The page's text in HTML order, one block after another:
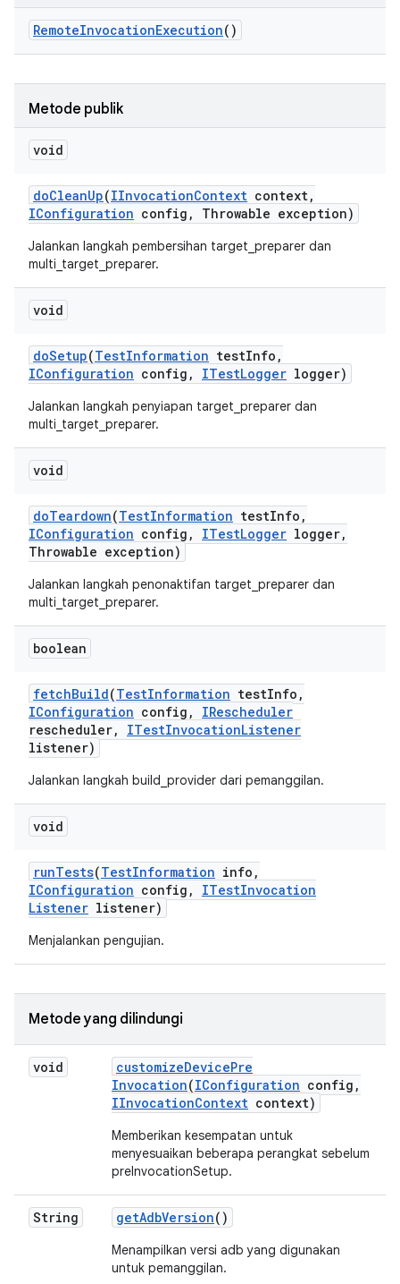
RemoteInvocationExecution()
Metode publik
void
doCleanUp(IInvocationContext context,
IConfiguration config , Throwable exception)
Jalankan langkah pembersihan target_preparer dan
multi_target_preparer.
void
doSetup(TestInformation testInfo ,
IConfiguration config , ITestLogger logger)
Jalankan langkah penyiapan target_preparer dan
multi_target_preparer.
void
doTeardown(TestInformation testInfo ,
IConfiguration config , ITestLogger logger,
Throwable exception)
Jalankan langkah penonaktifan target_preparer dan
multi_target_preparer.
boolean
fetchBuild(TestInformation testInfo ,
IConfiguration config ,
IRescheduler
rescheduler, ITestInvocationListener
listener)
Jalankan langkah build_provider dari pemanggilan.
void
runTests(TestInformation info ,
IConfiguration config , ITestInvocation
Listener listener)
Menjalankan pengujian.
Metode yang dilindungi
void customizeDevicePre
Invocation(IConfiguration config ,
IInvocationContext context)
Memberikan kesempatan untuk
menyesuaikan beberapa perangkat sebelum
preInvocationSetup.
String getAdbVersion()
Menampilkan versi adb yang digunakan
untuk pemanggilan.